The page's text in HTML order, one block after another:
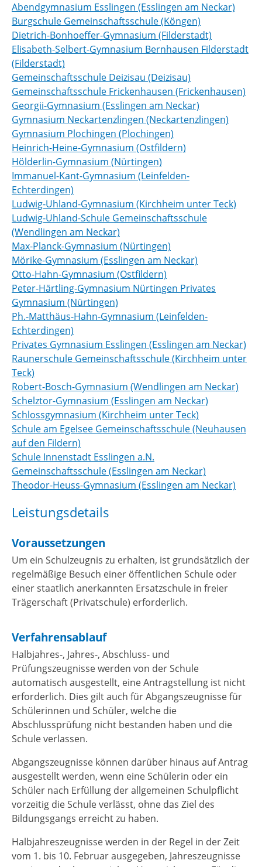
Abendgymnasium Esslingen (Esslingen am Neckar)
Burgschule Gemeinschaftsschule (Köngen)
Dietrich-Bonhoeffer-Gymnasium (Filderstadt)
Elisabeth-Selbert-Gymnasium Bernhausen Filderstadt
(Filderstadt)
Gemeinschaftsschule Deizisau (Deizisau)
Gemeinschaftsschule Frickenhausen (Frickenhausen)
Georgii-Gymnasium (Esslingen am Neckar)
Gymnasium Neckartenzlingen (Neckartenzlingen)
Gymnasium Plochingen (Plochingen)
Heinrich-Heine-Gymnasium (Ostfildern)
Hölderlin-Gymnasium (Nürtingen)
Immanuel-Kant-Gymnasium (Leinfelden-
Echterdingen)
Ludwig-Uhland-Gymnasium (Kirchheim unter Teck)
Ludwig-Uhland-Schule Gemeinschaftsschule
(Wendlingen am Neckar)
Max-Planck-Gymnasium (Nürtingen)
Mörike-Gymnasium (Esslingen am Neckar)
Otto-Hahn-Gymnasium (Ostfildern)
Peter-Härtling-Gymnasium Nürtingen Privates
Gymnasium (Nürtingen)
Ph.-Matthäus-Hahn-Gymnasium (Leinfelden-
Echterdingen)
Privates Gymnasium Esslingen (Esslingen am Neckar)
Raunerschule Gemeinschaftsschule (Kirchheim unter
Teck)
Robert-Bosch-Gymnasium (Wendlingen am Neckar)
Schelztor-Gymnasium (Esslingen am Neckar)
Schlossgymnasium (Kirchheim unter Teck)
Schule am Egelsee Gemeinschaftsschule (Neuhausen
auf den Fildern)
Schule Innenstadt Esslingen a.N.
Gemeinschaftsschule (Esslingen am Neckar)
Theodor-Heuss-Gymnasium (Esslingen am Neckar)
Leistungsdetails
Voraussetzungen
Um ein Schulzeugnis zu erhalten, ist grundsätzlich der
regelmäßige Besuch einer öffentlichen Schule oder
einer staatlich anerkannten Ersatzschule in freier
Trägerschaft (Privatschule) erforderlich.
Verfahrensablauf
Halbjahres-, Jahres-, Abschluss- und
Prüfungszeugnisse werden von der Schule
automatisch ausgestellt, eine Antragstellung ist nicht
erforderlich. Dies gilt auch für Abgangszeugnisse für
Schülerinnen und Schüler, welche die
Abschlussprüfung nicht bestanden haben und die
Schule verlassen.
Abgangszeugnisse können darüber hinaus auf Antrag
ausgestellt werden, wenn eine Schülerin oder ein
Schüler nach Erfüllung der allgemeinen Schulpflicht
vorzeitig die Schule verlässt, ohne das Ziel des
Bildungsgangs erreicht zu haben.
Halbjahreszeugnisse werden in der Regel in der Zeit
vom 1. bis 10. Februar ausgegeben, Jahreszeugnisse